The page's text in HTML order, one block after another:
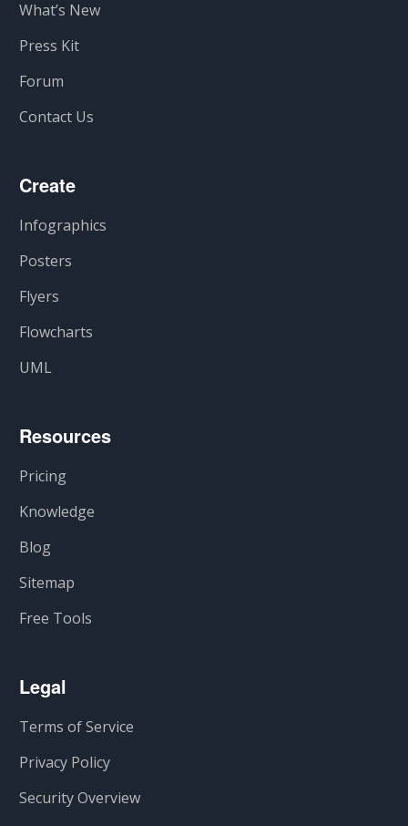
What’s New
Press Kit
Forum
Contact Us
Create
Infographics
Posters
Flyers
Flowcharts
UML
Resources
Pricing
Knowledge
Blog
Sitemap
Free Tools
Legal
Terms of Service
Privacy Policy
Security Overview